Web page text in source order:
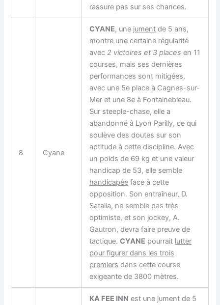
rassure pas sur ses chances.
8 Cyane
CYANE, une jument de 5 ans,
montre une certaine régularité
avec 2 victoires et 3 places en 11
courses, mais ses dernières
performances sont mitigées,
avec une 5e place à Cagnes-sur-
Mer et une 8e à Fontainebleau.
Sur steeple-chase, elle a
abandonné à Lyon Parilly, ce qui
soulève des doutes sur son
aptitude à cette discipline. Avec
un poids de 69 kg et une valeur
handicap de 53, elle semble
handicapée face à cette
opposition. Son entraîneur, D.
Satalia, ne semble pas très
optimiste, et son jockey, A.
Gautron, devra faire preuve de
tactique.CYANE pourrait lutter
pour figurer dans les trois
premiers dans cette course
exigeante de 3800 mètres.
KA FEE INN est une jument de 5